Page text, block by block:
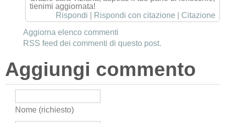
tienimi aggiornata!
Rispondi
Rispondi con citazione
Citazione
Aggiorna elenco commenti
RSS feed dei commenti di questo post.
Aggiungi commento
Nome (richiesto)